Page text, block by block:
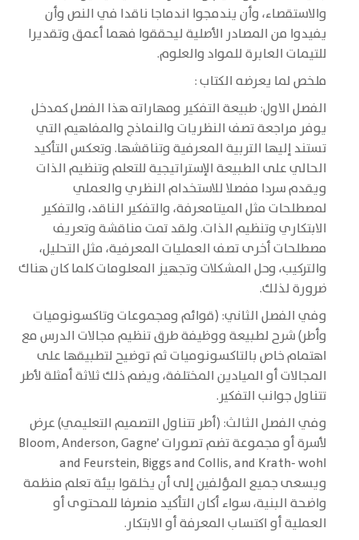
والاستقصاء، وأن يندمجوا اندماجا ناقدا في النص وأن
يفيدوا من المصادر الأصلية ليحققوا فهما أعمق وتقديرا
للتيمات العابرة للمواد والعلوم.
ملخص لما يعرضه الكتاب :
الفصل الاول: طبيعة التفكير ومهاراته هذا الفصل كمدخل
يوفر مراجعة تصف النظريات والنماذج والمفاهيم التي
تستند إليها التربية المعرفية وتناقشها. وتعكس التأكيد
الحالي على الطبيعة الإستراتيجية للتعلم وتنظيم الذات
ويقدم سردا مفصلا للاستخدام النظري والعملي
لمصطلحات مثل الميتامعرفة، والتفكير الناقد، والتفكير
الابتكاري وتنظيم الذات. ولقد تمت مناقشة وتعريف
مصطلحات أخرى تصف العمليات المعرفية، مثل التحليل،
والتركيب، وحل المشكلات وتجهيز المعلومات كلما كان هناك
ضرورة لذلك.
وفي الفصل الثاني: (قوائم ومجموعات وتاكسونوميات
وأطر) شرح لطبيعة ووظيفة طرق تنظيم مجالات الدرس مع
اهتمام خاص بالتاكسونوميات ثم توضيح لتطبيقها على
المجالات أو الميادين المختلفة، ويضم ذلك ثلاثة أمثلة لأطر
تتناول جوانب التفكير.
وفي الفصل الثالث: (أطر تتناول التصميم التعليمي) عرض
لأسرة أو مجموعة تضم تصورات Bloom, Anderson, Gagne’
and Feurstein, Biggs and Collis, and Krath- wohl
ويسعى جميع المؤلفين إلى أن يخلقوا بيئة تعلم منظمة
واضحة البنية، سواء أكان التأكيد منصرفا للمحتوى أو
العملية أو اكتساب المعرفة أو الابتكار.